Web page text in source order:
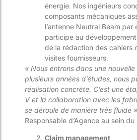
énergie. Nos ingénieurs
composants mécaniques
l’antenne Neutral Beam par
participe au
de la rédaction des cahiers
visites fournisseurs.
« Nous entrons dans une
plusieurs années d’études, nous
réalisation concrète. C’est une
V et la collaboration avec les
se déroule de manière très fluide »
Responsable d’Agence au sein
Claim management